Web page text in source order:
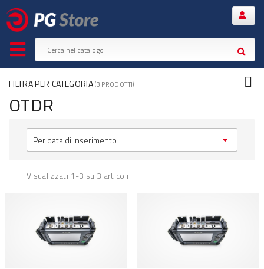
FILTRA PER CATEGORIA(3 PRODOTTI)
OTDR
Per data di inserimento
Visualizzati 1-3 su 3 articoli